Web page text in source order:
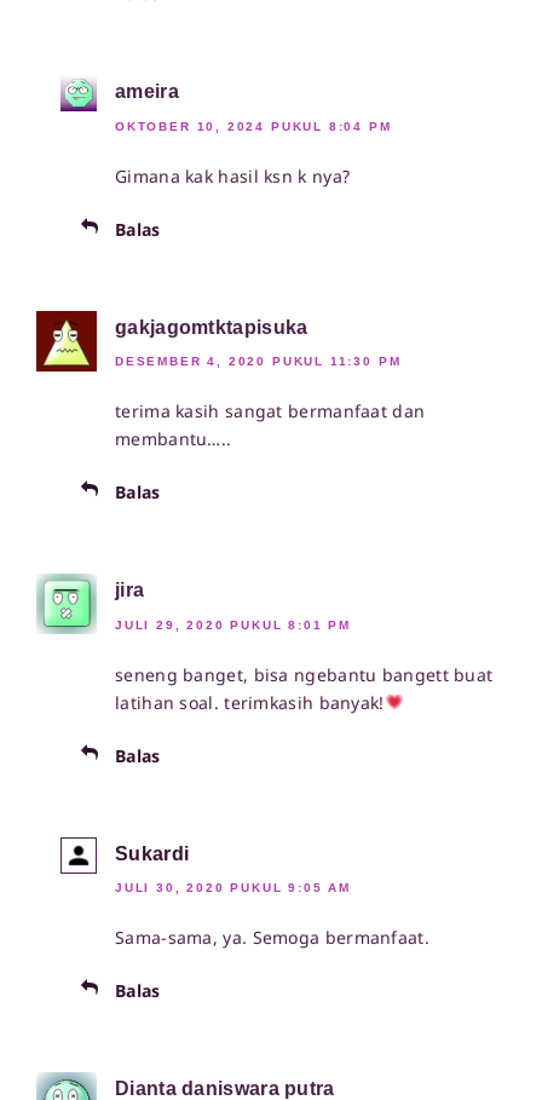
ameira
OKTOBER 10, 2024 PUKUL 8:04 PM
Gimana kak hasil ksn k nya?
Balas
gakjagomtktapisuka
DESEMBER 4, 2020 PUKUL 11:30 PM
terima kasih sangat bermanfaat dan
membantu…..
Balas
jira
JULI 29, 2020 PUKUL 8:01 PM
seneng banget, bisa ngebantu bangett buat
latihan soal. terimkasih banyak!
Balas
Sukardi
JULI 30, 2020 PUKUL 9:05 AM
Sama-sama, ya. Semoga bermanfaat.
Balas
Dianta daniswara putra